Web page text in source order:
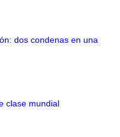
dos condenas en una
clase mundial